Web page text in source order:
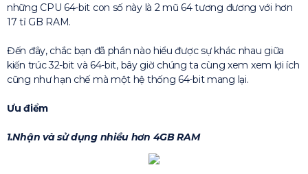
những CPU 64-bit con số này là 2 mũ 64 tương đương với hơn
17 tỉ GB RAM.
Đến đây, chắc bạn đã phần nào hiểu được sự khác nhau giữa
kiến trúc 32-bit và 64-bit, bây giờ chúng ta cùng xem xem lợi ích
cũng như hạn chế mà một hệ thống 64-bit mang lại.
Ưu điểm
1.Nhận và sử dụng nhiều hơn 4GB RAM